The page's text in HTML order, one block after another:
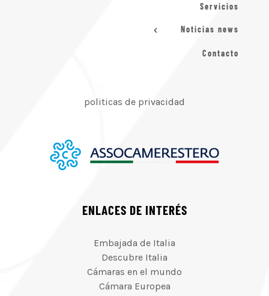
Servicios
Noticias news
Contacto
politicas de privacidad
ENLACES DE INTERÉS
Embajada de Italia
Descubre Italia
Cámaras en el mundo
Cámara Europea